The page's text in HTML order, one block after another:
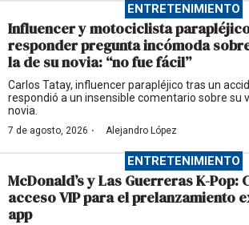
ENTRETENIMIENTO
Influencer y motociclista
responder pregunta incómoda
la de su novia: “no fue fácil”
Carlos Tatay, influencer parapléjico tras un
respondió a un insensible comentario sobre su
novia.
7 de agosto, 2026 · Alejandro López
ENTRETENIMIENTO
McDonald’s y Las Guerreras K-Pop:
acceso VIP para el prelanzamiento
app